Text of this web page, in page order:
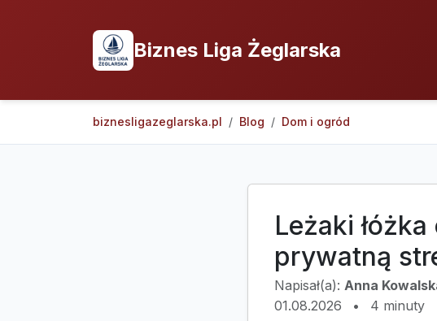
Biznes Liga Żeglarska
biznesligazeglarska.pl Blog Dom i ogród
Leżaki
prywatną
Napisał(a): Anna
01.08.2026
• 4 minuty